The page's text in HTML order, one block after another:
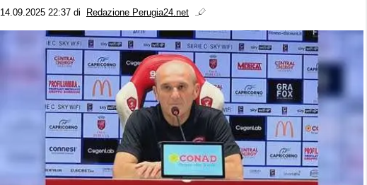
14.09.2025 22:37 di Redazione Perugia24.net